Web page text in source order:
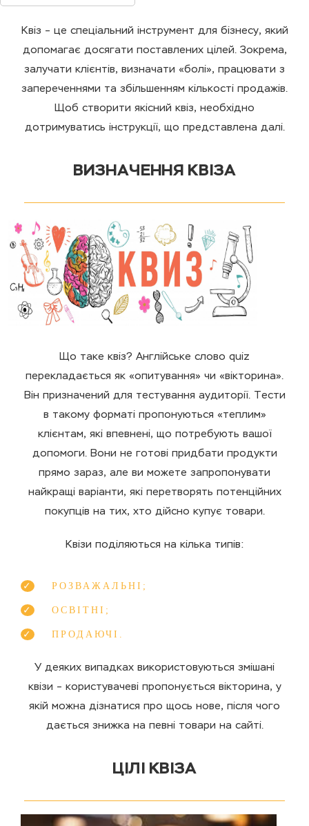
Квіз – це спеціальний інструмент для бізнесу, який
допомагає досягати поставлених цілей. Зокрема,
залучати клієнтів, визначати «болі», працювати з
запереченнями та збільшенням кількості продажів.
Щоб створити якісний квіз, необхідно
дотримуватись інструкції, що представлена далі.
ВИЗНАЧЕННЯ КВІЗА
Що таке квіз? Англійське слово quiz
перекладається як «опитування» чи «вікторина».
Він призначений для тестування аудиторії. Тести
в такому форматі пропонуються «теплим»
клієнтам, які впевнені, що потребують вашої
допомоги. Вони не готові придбати продукти
прямо зараз, але ви можете запропонувати
найкращі варіанти, які перетворять потенційних
покупців на тих, хто дійсно купує товари.
Квізи поділяються на кілька типів:
РОЗВАЖАЛЬНІ;
ОСВІТНІ;
ПРОДАЮЧІ.
У деяких випадках використовуються змішані
квізи – користувачеві пропонується вікторина, у
якій можна дізнатися про щось нове, після чого
дається знижка на певні товари на сайті.
ЦІЛІ КВІЗА